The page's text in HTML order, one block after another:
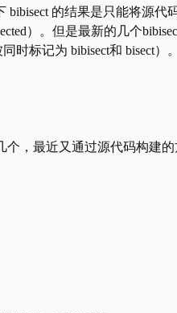
的结果是只能将源代
）。但是最新的几个
时标记为 bibisect和 bisect）。
，最近又通过源代码构建的